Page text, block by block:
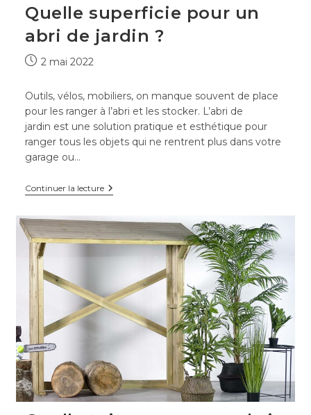
Quelle superficie pour un
abri de jardin ?
Publication
2 mai 2022
Outils, vélos, mobiliers, on manque souvent de place
pour les ranger à l’abri et les stocker. L’abri de
jardin est une solution pratique et esthétique pour
ranger tous les objets qui ne rentrent plus dans votre
garage ou…
Continuer la lectureQuelle
un
abri
de
jardin